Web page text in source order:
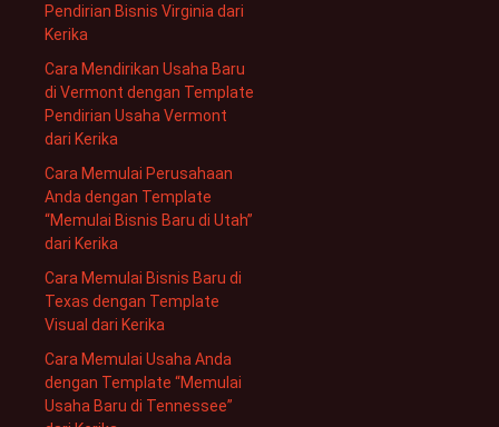
Pendirian Bisnis Virginia dari
Kerika
Cara Mendirikan Usaha Baru
di Vermont dengan Template
Pendirian Usaha Vermont
dari Kerika
Cara Memulai Perusahaan
Anda dengan Template
“Memulai Bisnis Baru di Utah”
dari Kerika
Cara Memulai Bisnis Baru di
Texas dengan Template
Visual dari Kerika
Cara Memulai Usaha Anda
dengan Template “Memulai
Usaha Baru di Tennessee”